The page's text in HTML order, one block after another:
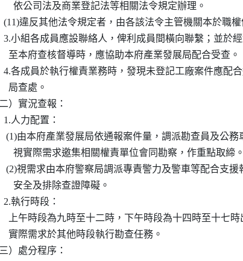
依公司法及商業登記法等相關法令規定辦理。
(11)違反其他法令規定者，由各該法令主管機關本於職
3.小組各成員應設聯絡人，俾利成員間橫向聯繫；並
至本府查核督導時，應協助本府產業發展局配合受查。
4.各成員於執行權責業務時，發現未登記工廠案件應
局查處。
二）實況查報：
1.人力配置：
(1)由本府產業發展局依通報案件量，調派勘查員及公
視實際需求邀集相關權責單位會同勘察，作重點取締。
(2)視需求由本府警察局調派專責警力及警車等配合支
安全及排除查證障礙。
2.執行時段：
上午時段為九時至十二時，下午時段為十四時至十七
實際需求於其他時段執行勘查任務。
三）處分程序：